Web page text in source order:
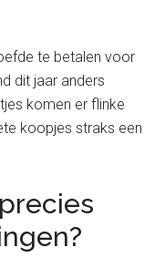
te betalen voor
dit jaar anders
komen er flinke
koopjes straks een